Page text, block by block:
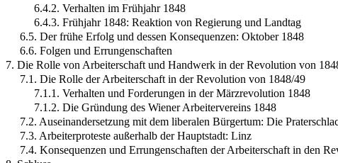
6.4.2. Verhalten im Frühjahr 1848
6.4.3. Frühjahr 1848: Reaktion von Regierung und Landtag
6.5. Der frühe Erfolg und dessen Konsequenzen: Oktober 1848
6.6. Folgen und Errungenschaften
7. Die Rolle von Arbeiterschaft und Handwerk in der Revolution von
7.1. Die Rolle der Arbeiterschaft in der Revolution von 1848/49
7.1.1. Verhalten und Forderungen in der Märzrevolution 1848
7.1.2. Die Gründung des Wiener Arbeitervereins 1848
7.2. Auseinandersetzung mit dem liberalen Bürgertum: Die
7.3. Arbeiterproteste außerhalb der Hauptstadt: Linz
7.4. Konsequenzen und Errungenschaften der Arbeiterschaft in den